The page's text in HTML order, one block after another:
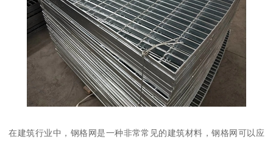
在建筑行业中，钢格网是一种非常常见的建筑材料，钢格网可以应